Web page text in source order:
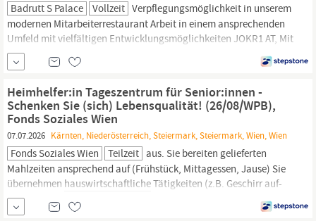
Badrutt S Palace Vollzeit Verpflegungsmöglichkeit in unserem
modernen Mitarbeiterrestaurant Arbeit in einem ansprechenden
Umfeld mit vielfältigen Entwicklungsmöglichkeiten JOKR1 AT, Mit
Berufserfahrung, Ohne Berufserfahrung, Gastronomie, Hotellerie |
Hauswirtschaftsleitung,
Hotel, Gastronomie & Catering, Feste
Heimhelfer:in Tageszentrum für Senior:innen -
Schenken Sie (sich) Lebensqualität! (26/08/WPB),
Fonds Soziales Wien
07.07.2026 Kärnten, Niederösterreich, Steiermark, Steiermark, Wien, Wien
Fonds Soziales Wien Teilzeit aus. Sie bereiten gelieferten
Mahlzeiten ansprechend auf (Frühstück, Mittagessen, Jause) Sie
übernehmen hauswirtschaftlicheTätigkeiten (z.B. Geschirr auf-
und abdecken, Geschirrspüler ein- und ausräumen, Aufräumen
der Küche und des Speisesaals etc.) Sie sorgen für die strikte